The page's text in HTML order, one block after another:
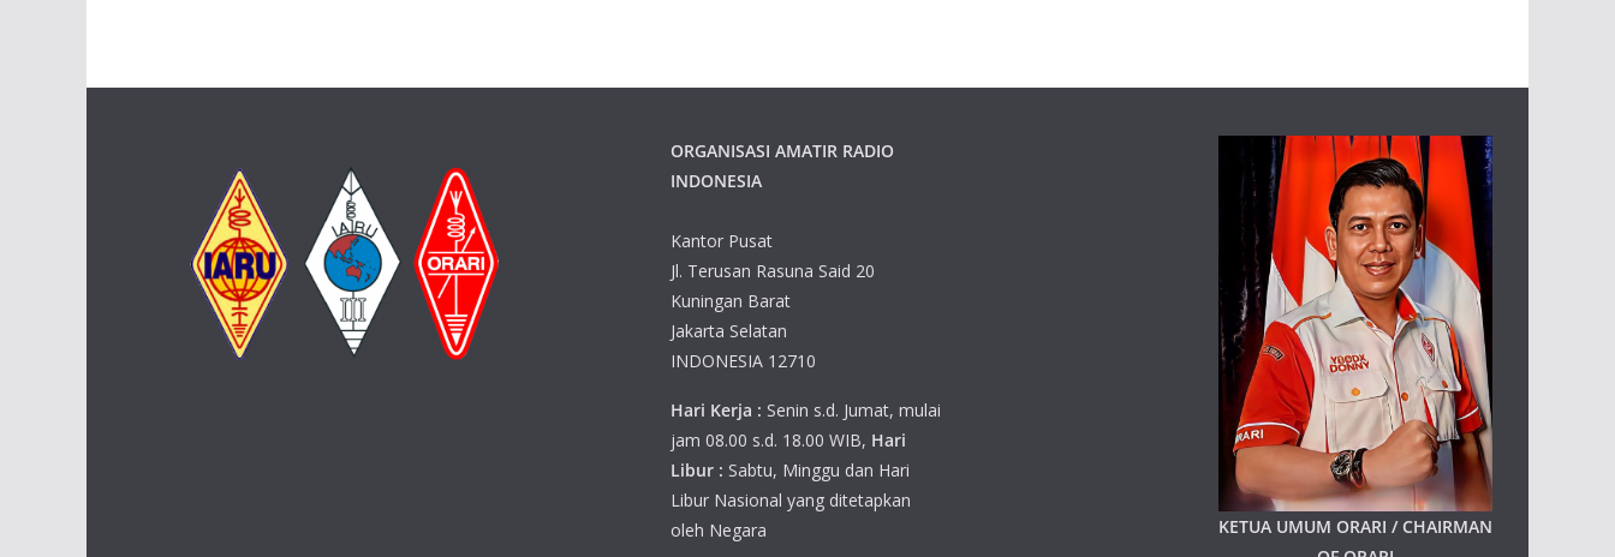
ORGANISASI AMATIR RADIO
INDONESIA
Kantor Pusat
Jl. Terusan Rasuna Said 20
Kuningan Barat
Jakarta Selatan
INDONESIA 12710
Hari Kerja : Senin s.d. Jumat, mulai
jam 08.00 s.d. 18.00 WIB, Hari
Libur : Sabtu, Minggu dan Hari
Libur Nasional yang ditetapkan
oleh Negara
KETUA UMUM ORARI / CHAIRMAN